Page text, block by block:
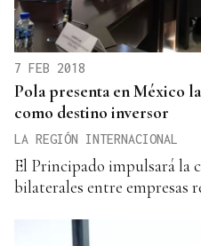
7 FEB 2018
Pola presenta en México
como destino inversor
LA REGIÓN INTERNACIONAL
El Principado impulsará la
bilaterales entre empresas